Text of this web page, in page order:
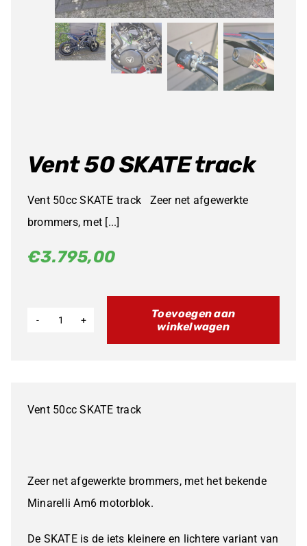
Vent 50 SKATE track
Vent 50cc SKATE track Zeer net afgewerkte
brommers, met [...]
€3.795,00
aantal
Toevoegen aan
winkelwagen
Vent 50cc SKATE track
Zeer net afgewerkte brommers, met het bekende
Minarelli Am6 motorblok.
De SKATE is de iets kleinere en lichtere variant van